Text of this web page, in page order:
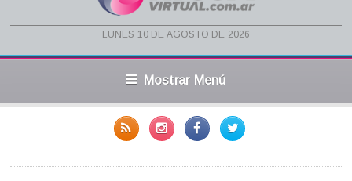
lunes 10 de agosto de 2026
Mostrar Menú